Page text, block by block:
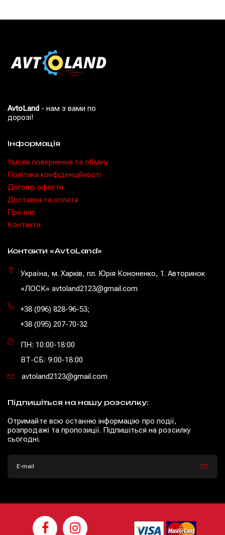
AvtoLand - нам з вами по
дорозі!
Інформація
Умови повернення та обміну
Політика конфіденційності
Договір оферти
Доставка та оплата
Про нас
Контакти
Контакти «AvtoLand»
Україна, м. Харків, пл. Юрія Кононенко, 1. Авторинок
«ЛОСК» avtoland2123@gmail.com
+38 (096) 828-96-53;
+38 (095) 207-70-32
ПН: 10:00-18:00
ВТ-СБ: 9:00-18:00
avtoland2123@gmail.com
Підпишіться на нашу розсилку:
Отримайте всю останню інформацію про події,
розпродажі та пропозиції. Підпишіться на розсилку
сьогодні.